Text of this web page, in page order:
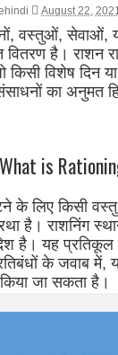
August 22,
वस्तुओं, सेवाओं,
वितरण है। राशन
किसी विशेष दिन
का अनुमत
is
के लिए किसी
है। राशनिंग
है। यह प्रतिकूल
के जवाब में,
किया जा सकता है।